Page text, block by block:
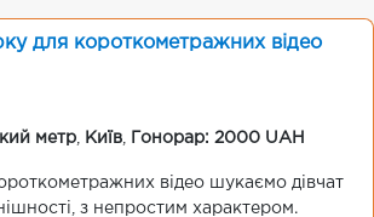
для короткометражних відео
метр Київ Гонорар: 2000 UAH
відео шукаємо дівчат
з непростим характером.